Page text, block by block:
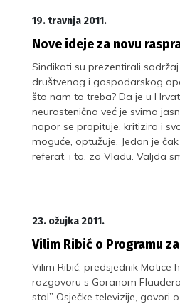
19. travnja 2011.
Nove ideje za novu
Sindikati su prezentirali
društvenog i gospodarskog
što nam to treba? Da je u
neurastenična već je svima
napor se propituje, kritizira i
moguće, optužuje. Jedan je
referat, i to, za Vladu. Valjda
23. ožujka 2011.
Vilim Ribić o Programu
Vilim Ribić, predsjednik Matice
razgovoru s Goranom
stol” Osječke televizije, govori